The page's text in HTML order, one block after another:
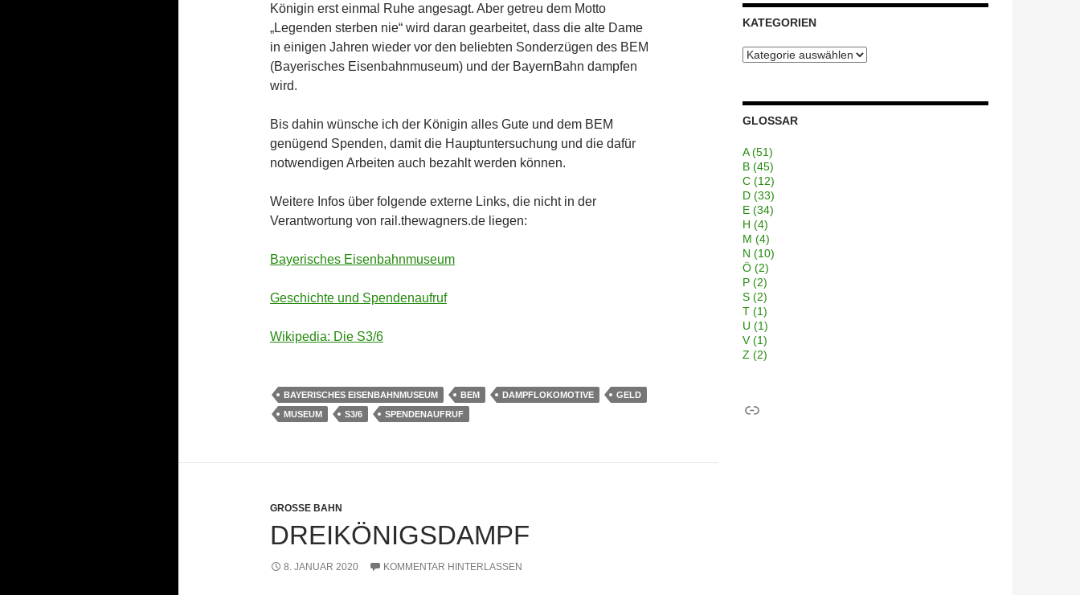
Königin erst einmal Ruhe angesagt. Aber getreu dem Motto
„Legenden sterben nie“ wird daran gearbeitet, dass die alte Dame
in einigen Jahren wieder vor den beliebten Sonderzügen des BEM
(Bayerisches Eisenbahnmuseum) und der BayernBahn dampfen
wird.
Bis dahin wünsche ich der Königin alles Gute und dem BEM
genügend Spenden, damit die Hauptuntersuchung und die dafür
notwendigen Arbeiten auch bezahlt werden können.
Weitere Infos über folgende externe Links, die nicht in der
Verantwortung von rail.thewagners.de liegen:
Bayerisches Eisenbahnmuseum
Geschichte und Spendenaufruf
Wikipedia: Die S3/6
BAYERISCHES EISENBAHNMUSEUM BEM DAMPFLOKOMOTIVE
GELD
MUSEUM
S3/6 SPENDENAUFRUF
GROSSE BAHN
DREIKÖNIGSDAMPF
8. JANUAR 2020 KOMMENTAR HINTERLASSEN
KATEGORIEN
Kategorien
GLOSSAR
A(51)
B (45)
C (12)
D (33)
E (34)
H (4)
M (4)
N (10)
Ö (2)
P (2)
S (2)
T (1)
U (1)
V(1)
Z (2)
Link